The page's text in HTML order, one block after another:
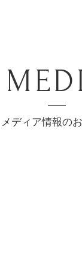
メディア情報の